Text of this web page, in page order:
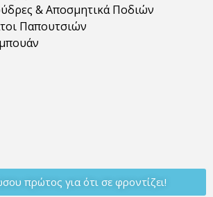
& Αποσμητικά Ποδιών
Παπουτσιών
πρώτος για ότι σε φροντίζει!